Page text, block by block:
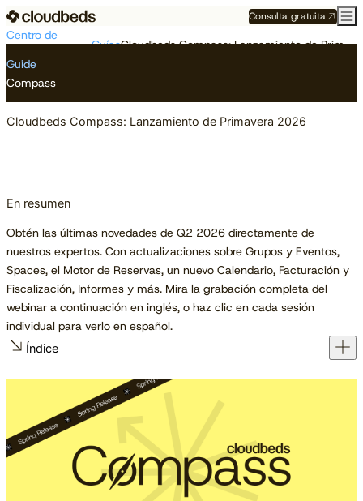
Consulta gratuita
Centro de
Guías
Cloudbeds Compass: Lanzamiento de Primavera 2026
Guide
Compass
Cloudbeds Compass: Lanzamiento de Primavera 2026
En resumen
Obtén las últimas novedades de Q2 2026 directamente de
nuestros expertos. Con actualizaciones sobre Grupos y Eventos,
Spaces, el Motor de Reservas, un nuevo Calendario, Facturación y
Fiscalización, Informes y más. Mira la grabación completa del
webinar a continuación en inglés, o haz clic en cada sesión
individual para verlo en español.
Índice